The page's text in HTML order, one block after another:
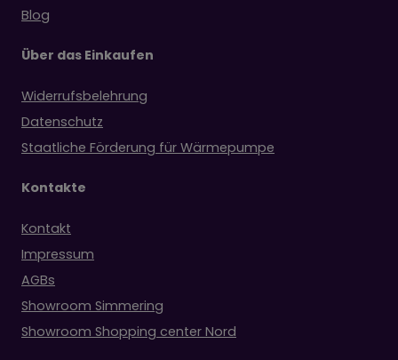
Blog
Über das Einkaufen
Widerrufsbelehrung
Datenschutz
Staatliche Förderung für Wärmepumpe
Kontakte
Kontakt
Impressum
AGBs
Showroom Simmering
Showroom Shopping center Nord